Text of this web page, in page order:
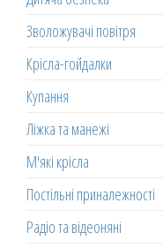
Зволожувачі повітря
Крісла-гойдалки
Купання
Ліжка та манежі
М'які крісла
Постільні приналежності
Радіо та відеоняні